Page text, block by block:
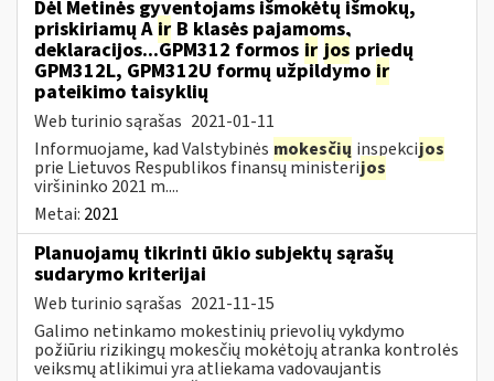
Dėl Metinės gyventojams išmokėtų išmokų,
priskiriamų A ir B klasės pajamoms,
deklaracijos...GPM312 formos ir jos priedų
GPM312L, GPM312U formų užpildymo ir
pateikimo taisyklių
Web turinio sąrašas 2021-01-11
Informuojame, kad Valstybinės mokesčių inspekcijos
prie Lietuvos Respublikos finansų ministerijos
viršininko 2021 m....
Metai: 2021
Planuojamų tikrinti ūkio subjektų sąrašų
sudarymo kriterijai
Web turinio sąrašas 2021-11-15
Galimo netinkamo mokestinių prievolių vykdymo
požiūriu rizikingų mokesčių mokėtojų atranka kontrolės
veiksmų atlikimui yra atliekama vadovaujantis